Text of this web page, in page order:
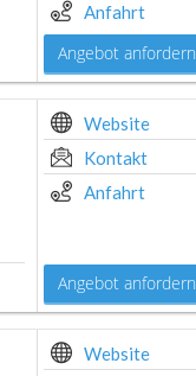
Anfahrt
Angebot anfordern
Website
Kontakt
Anfahrt
Angebot anfordern
Website